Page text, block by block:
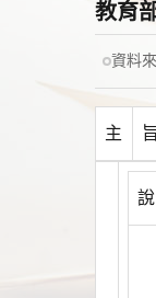
教育
資料來
主
說